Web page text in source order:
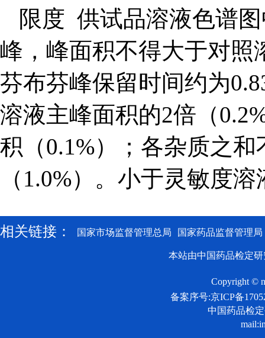
限度 供试品溶液色谱
峰，峰面积不得大于对照
芬布芬峰保留时间约为
溶液主峰面积的2倍（
积（0.1%）；各杂质之
（1.0%）。小于灵敏度
相关链接： 国家市场监督管理总局 国家药品监督管理局
本站由中国药品检定
Copyright ©
备案序号:京ICP备
中国药品检